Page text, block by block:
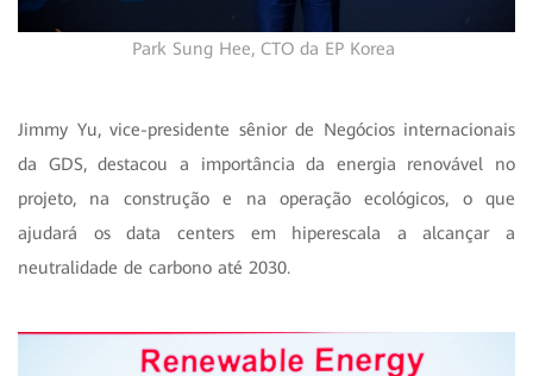
Park Sung Hee, CTO da EP Korea
Jimmy Yu, vice-presidente sênior de Negócios internacionais
da GDS, destacou a importância da energia renovável no
projeto, na construção e na operação ecológicos, o que
ajudará os data centers em hiperescala a alcançar a
neutralidade de carbono até 2030.